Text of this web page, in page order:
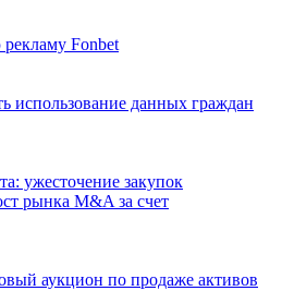
Fonbet
использование данных граждан
ужесточение закупок
рынка M&A за счет
аукцион по продаже активов